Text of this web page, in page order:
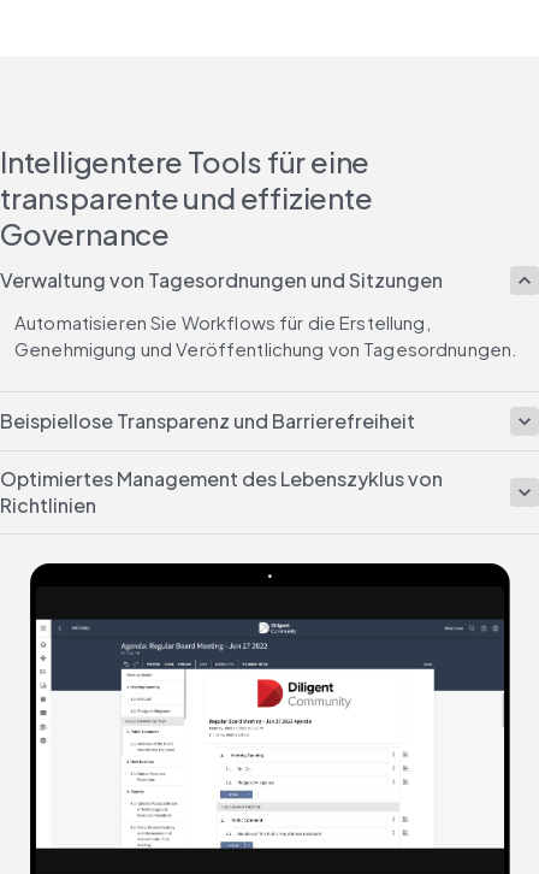
Intelligentere Tools für eine
transparente und effiziente
Governance
Verwaltung von Tagesordnungen und Sitzungen
Automatisieren Sie Workflows für die Erstellung,
Genehmigung und Veröffentlichung von Tagesordnungen.
Beispiellose Transparenz und Barrierefreiheit
Optimiertes Management des Lebenszyklus von
Richtlinien